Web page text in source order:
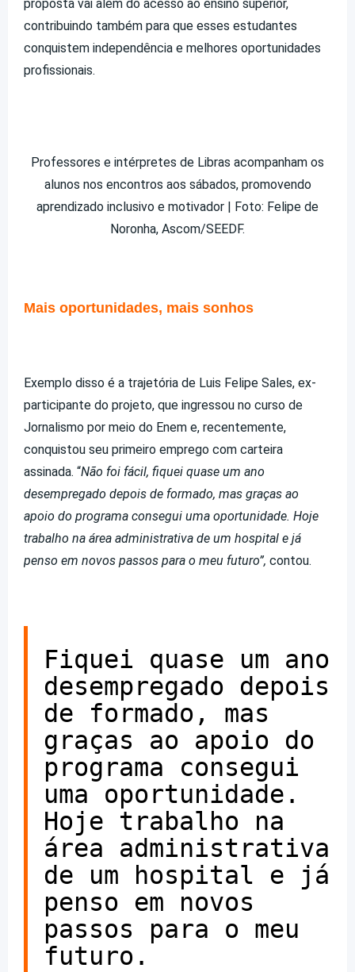
proposta vai além do acesso ao ensino superior,
contribuindo também para que esses estudantes
conquistem independência e melhores oportunidades
profissionais.
Professores e intérpretes de Libras acompanham os
alunos nos encontros aos sábados, promovendo
aprendizado inclusivo e motivador | Foto: Felipe de
Noronha, Ascom/SEEDF.
Mais oportunidades, mais sonhos
Exemplo disso é a trajetória de Luis Felipe Sales, ex-
participante do projeto, que ingressou no curso de
Jornalismo por meio do Enem e, recentemente,
conquistou seu primeiro emprego com carteira
assinada. “Não foi fácil, fiquei quase um ano
desempregado depois de formado, mas graças ao
apoio do programa consegui uma oportunidade. Hoje
trabalho na área administrativa de um hospital e já
penso em novos passos para o meu futuro”, contou.
Fiquei quase um ano
desempregado depois
de formado, mas
graças ao apoio do
programa consegui
uma oportunidade.
Hoje trabalho na
área administrativa
de um hospital e já
penso em novos
passos para o meu
futuro.